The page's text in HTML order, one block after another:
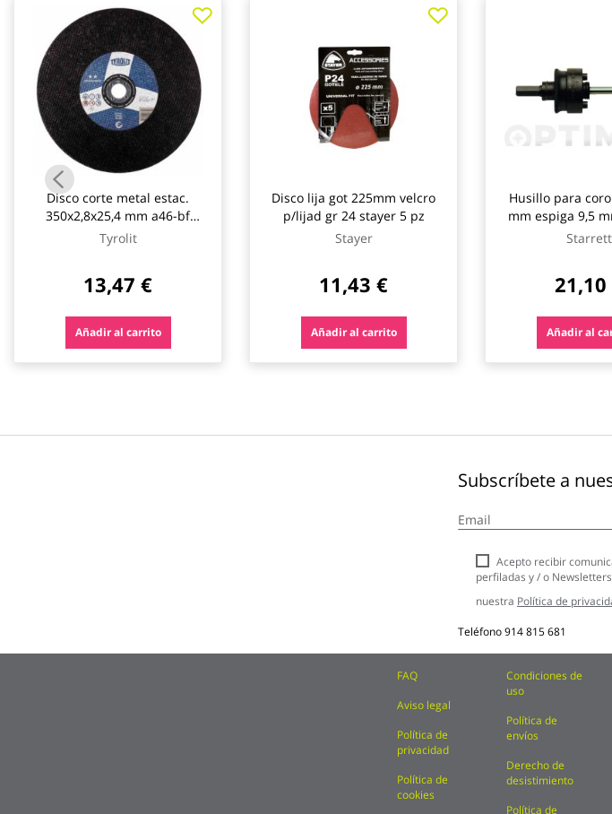
imágenes
Disco corte metal estac.
350x2,8x25,4 mm a46-bf
tyrolit
Tyrolit
13,47 €
Añadir al carrito
Disco lija got 225mm velcro
p/lijad gr 24 stayer 5 pz
Stayer
11,43 €
Añadir al carrito
Husillo para
mm espiga 9,5
Starrett
21,10
Añadir al
Subscríbete a
a
boletín
noticias:
Acepto recibir
perfiladas y / o
nuestra Política de
Teléfono914 815 681
FAQ
Aviso legal
Política de
privacidad
Política de
cookies
Condiciones de
uso
Política de
envíos
Derecho de
desistimiento
Política de